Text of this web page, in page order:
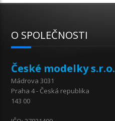
O SPOLEČNOSTI
České modelky s.r.o.
Mádrova 3031
Praha 4 - Česká republika
143 00